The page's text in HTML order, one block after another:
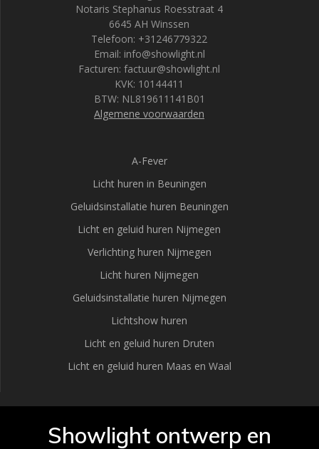
Notaris Stephanus Roesstraat 4
6645 AH Winssen
Telefoon: +31246779322
Email: info@showlight.nl
Facturen: factuur@showlight.nl
KVK: 10144411
BTW: NL819611141B01
Algemene voorwaarden
A-Fever
Licht huren in Beuningen
Geluidsinstallatie huren Beuningen
Licht en geluid huren Nijmegen
Verlichting huren Nijmegen
Licht huren Nijmegen
Geluidsinstallatie huren Nijmegen
Lichtshow huren
Licht en geluid huren Druten
Licht en geluid huren Maas en Waal
Showlight ontwerp en